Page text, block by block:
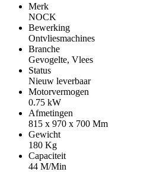
Merk
NOCK
Bewerking
Ontvliesmachines
Branche
Gevogelte, Vlees
Status
Nieuw leverbaar
Motorvermogen
0.75 kW
Afmetingen
815 x 970 x 700 Mm
Gewicht
180 Kg
Capaciteit
44 M/Min